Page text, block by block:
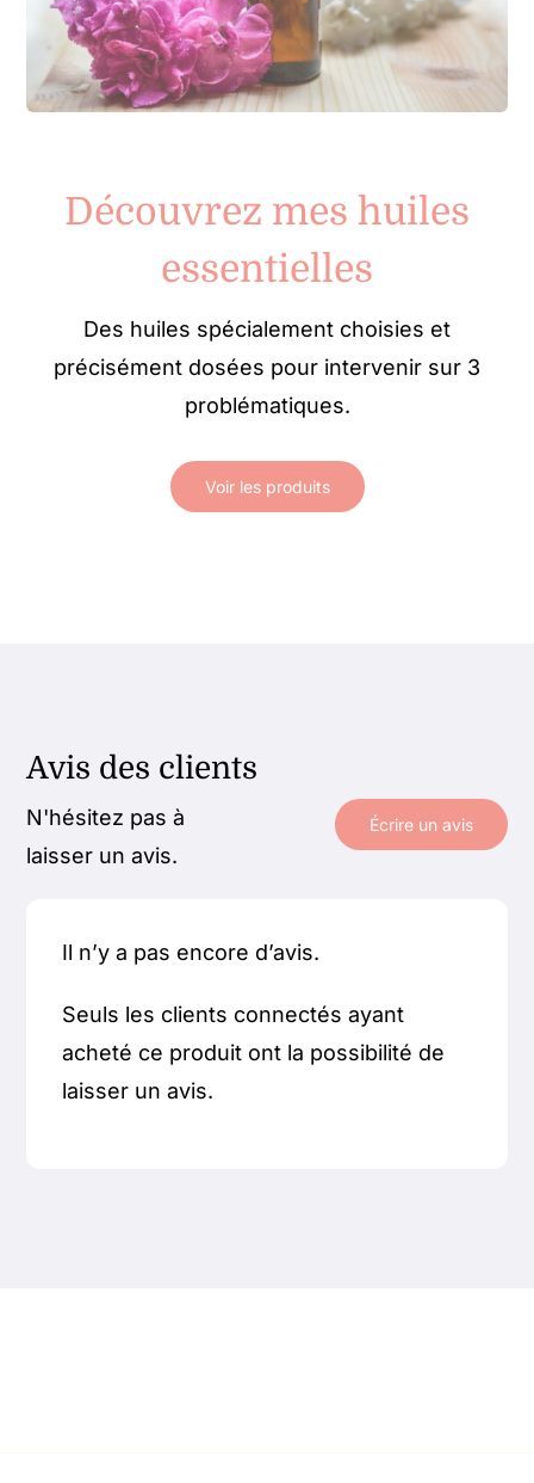
Découvrez mes huiles
essentielles
Des huiles spécialement choisies et
précisément dosées pour intervenir sur 3
problématiques.
Voir les produits
Avis des clients
N'hésitez pas à
laisser un avis.
Écrire un avis
Il n’y a pas encore d’avis.
Seuls les clients connectés ayant
acheté ce produit ont la possibilité de
laisser un avis.